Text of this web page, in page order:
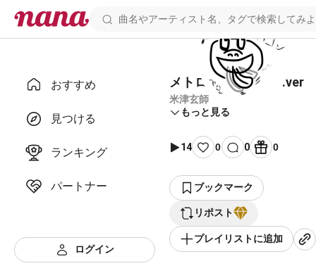
おすすめ
見つける
ランキング
パートナー
ログイン
メトロノーム-piano.ver
米津玄師
もっと見る
14 0 0 0
ブックマーク
リポスト
プレイリストに追加